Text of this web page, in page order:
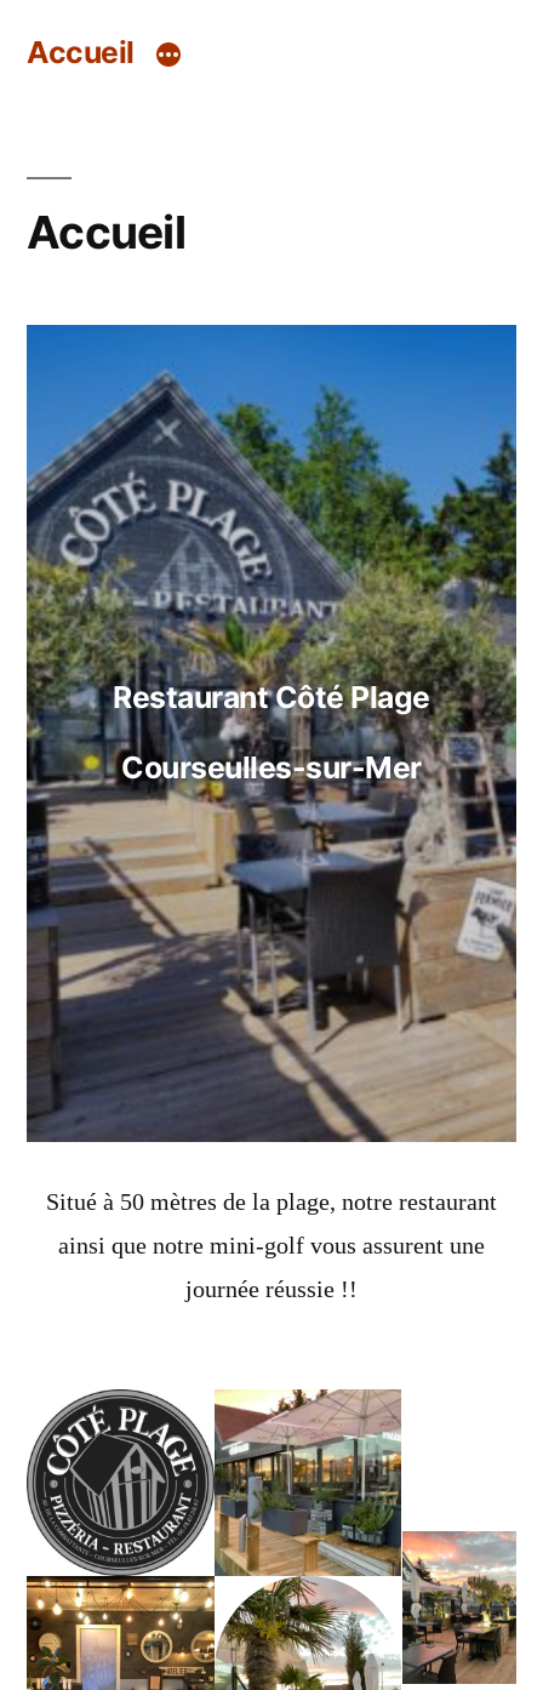
Accueil
Accueil
Restaurant Côté Plage
Courseulles-sur-Mer
Situé à 50 mètres de la plage, notre restaurant
ainsi que notre mini-golf vous assurent une
journée réussie !!